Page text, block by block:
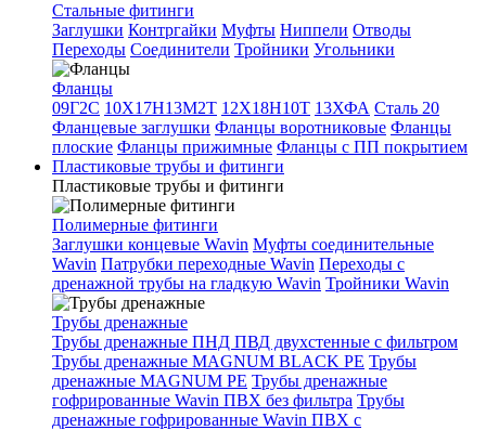
Стальные фитинги
Заглушки Контргайки Муфты Ниппели Отводы
Переходы Соединители Тройники Угольники
Фланцы
09Г2С 10Х17Н13М2Т 12Х18Н10Т 13ХФА Сталь 20
Фланцевые заглушки Фланцы воротниковые Фланцы
плоские Фланцы прижимные Фланцы с ПП покрытием
Пластиковые трубы и фитинги
Пластиковые трубы и фитинги
Полимерные фитинги
Заглушки концевые Wavin Муфты соединительные
Wavin Патрубки переходные Wavin Переходы с
дренажной трубы на гладкую Wavin Тройники Wavin
Трубы дренажные
Трубы дренажные ПНД ПВД двухстенные с фильтром
Трубы дренажные MAGNUM BLACK PE Трубы
дренажные MAGNUM PE Трубы дренажные
гофрированные Wavin ПВХ без фильтра Трубы
дренажные гофрированные Wavin ПВХ с